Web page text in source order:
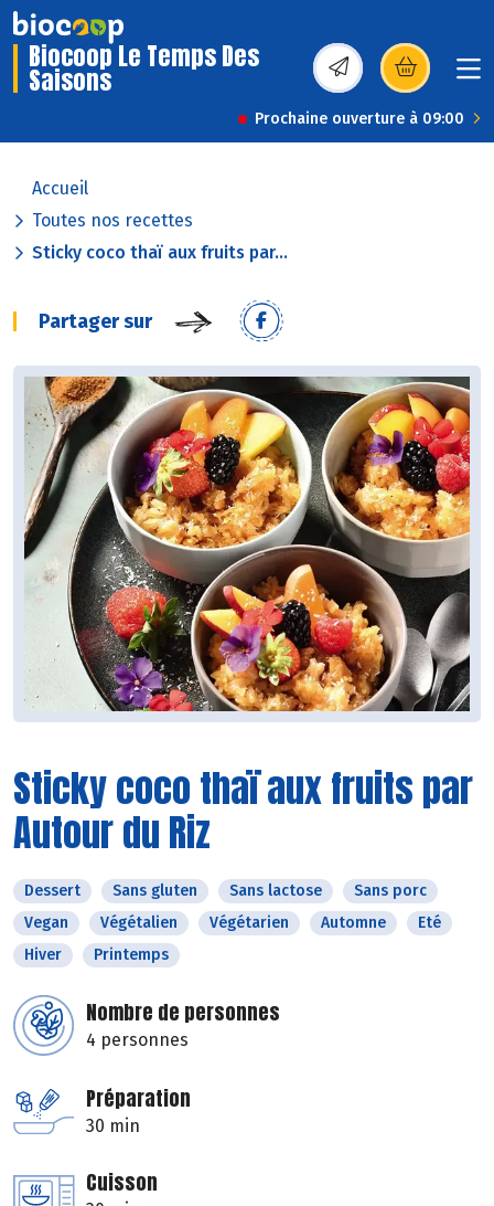
Biocoop Le Temps Des
Saisons (s’ouvre dans une
Prochaine ouverture à 09:00
Accueil
Toutes nos recettes
Sticky coco thaï aux fruits par...
Partager sur
Sticky coco thaï aux fruits par
Autour du Riz
Dessert Sans gluten Sans lactose
Sans porc
Vegan
Végétalien Végétarien Automne
Eté
Hiver
Printemps
Nombre de personnes
4 personnes
Préparation
30 min
Cuisson